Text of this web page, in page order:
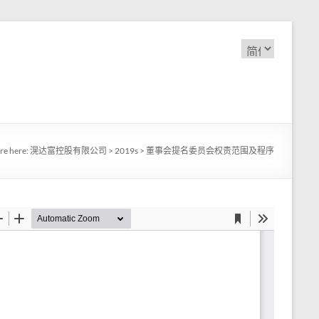
选
择
here:滉达富控股有限公司 > 2019s > 董事会提名委员会权责范围及程序